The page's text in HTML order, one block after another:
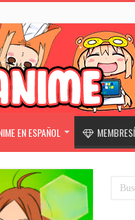
EN ESPAÑOL